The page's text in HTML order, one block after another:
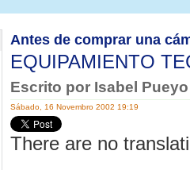
Antes de comprar una
EQUIPAMIENTO
Escrito por Isabel
Sábado, 16 Novembro 2002 19:19
There are no